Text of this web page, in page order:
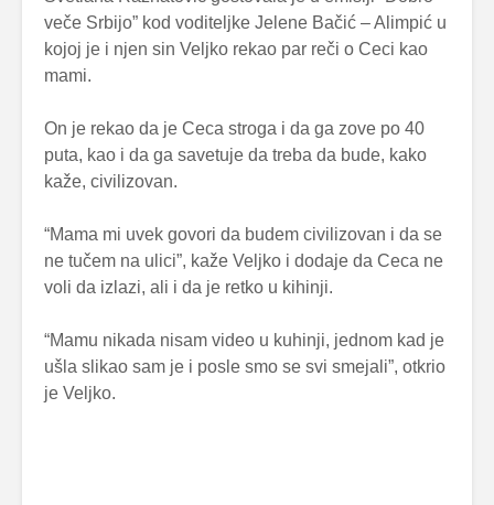
veče Srbijo” kod voditeljke Jelene Bačić – Alimpić u
kojoj je i njen sin Veljko rekao par reči o Ceci kao
mami.
On je rekao da je Ceca stroga i da ga zove po 40
puta, kao i da ga savetuje da treba da bude, kako
kaže, civilizovan.
“Mama mi uvek govori da budem civilizovan i da se
ne tučem na ulici”, kaže Veljko i dodaje da Ceca ne
voli da izlazi, ali i da je retko u kihinji.
“Mamu nikada nisam video u kuhinji, jednom kad je
ušla slikao sam je i posle smo se svi smejali”, otkrio
je Veljko.